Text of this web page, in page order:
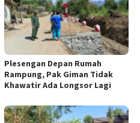
Plesengan Depan Rumah
Rampung, Pak Giman Tidak
Khawatir Ada Longsor Lagi